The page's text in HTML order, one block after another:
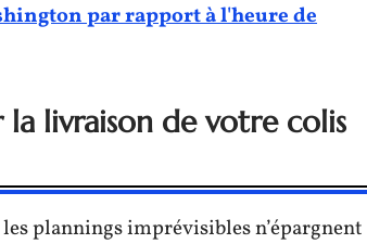
par rapport à l'heure de
livraison de votre colis
plannings imprévisibles n’épargnent